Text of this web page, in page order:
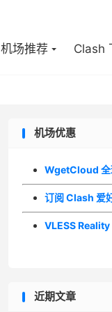
机场推荐 Clash
机场优惠
WgetCloud 全
订阅 Clash 爱
VLESS Reality
近期文章